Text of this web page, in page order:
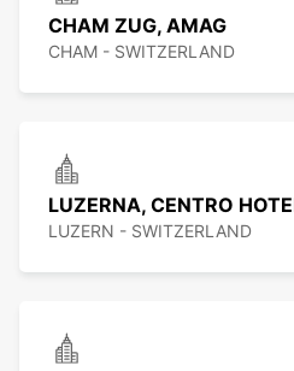
CHAM ZUG, AMAG
CHAM - SWITZERLAND
LUZERNA, CENTRO
LUZERN - SWITZERLAND